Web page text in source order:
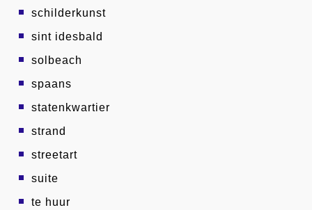
schilderkunst
sint idesbald
solbeach
spaans
statenkwartier
strand
streetart
suite
te huur